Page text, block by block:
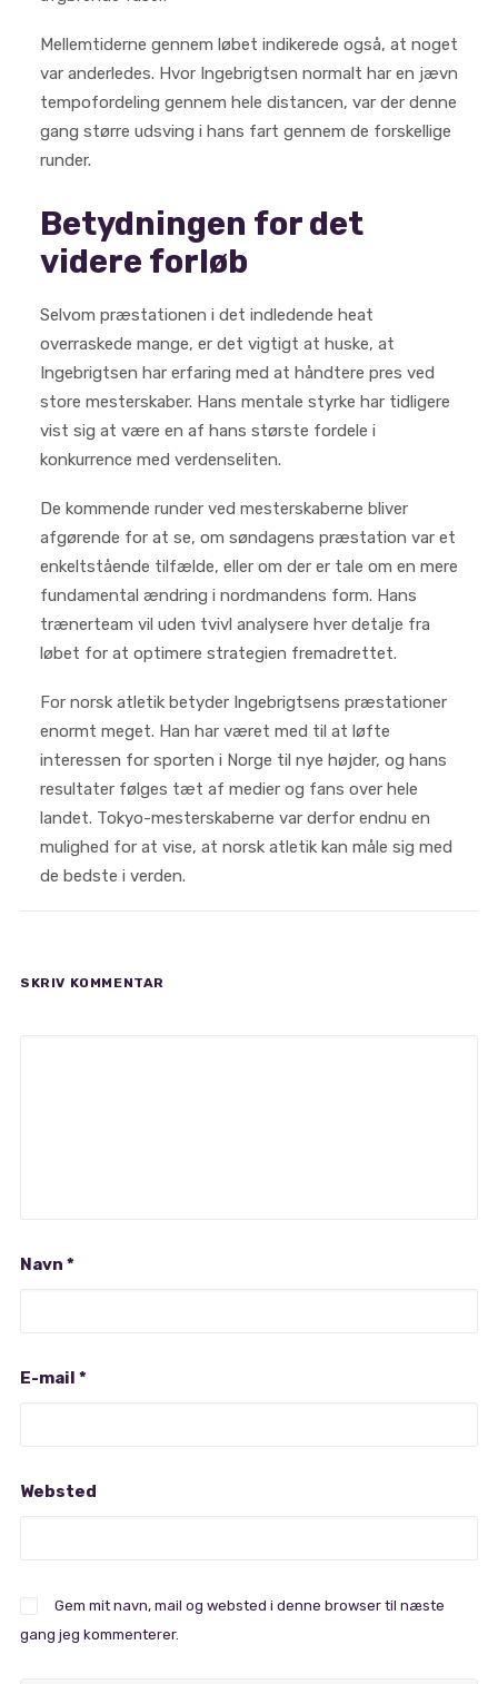
Mellemtiderne gennem løbet indikerede også, at noget
var anderledes. Hvor Ingebrigtsen normalt har en jævn
tempofordeling gennem hele distancen, var der denne
gang større udsving i hans fart gennem de forskellige
runder.
Betydningen for det
videre forløb
Selvom præstationen i det indledende heat
overraskede mange, er det vigtigt at huske, at
Ingebrigtsen har erfaring med at håndtere pres ved
store mesterskaber. Hans mentale styrke har tidligere
vist sig at være en af hans største fordele i
konkurrence med verdenseliten.
De kommende runder ved mesterskaberne bliver
afgørende for at se, om søndagens præstation var et
enkeltstående tilfælde, eller om der er tale om en mere
fundamental ændring i nordmandens form. Hans
trænerteam vil uden tvivl analysere hver detalje fra
løbet for at optimere strategien fremadrettet.
For norsk atletik betyder Ingebrigtsens præstationer
enormt meget. Han har været med til at løfte
interessen for sporten i Norge til nye højder, og hans
resultater følges tæt af medier og fans over hele
landet. Tokyo-mesterskaberne var derfor endnu en
mulighed for at vise, at norsk atletik kan måle sig med
de bedste i verden.
SKRIV KOMMENTAR
Navn *
E-mail *
Websted
Gem mit navn, mail og websted i denne browser til næste
gang jeg kommenterer.